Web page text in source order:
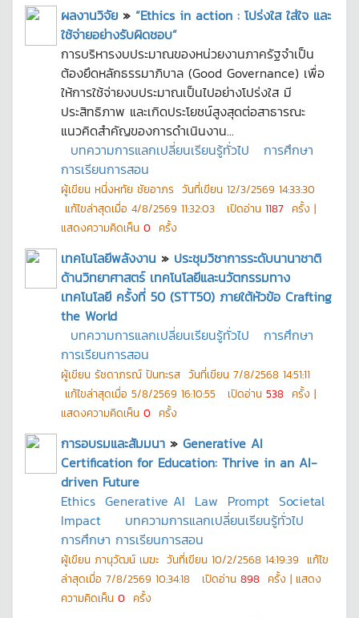
ผลงานวิจัย » “Ethics in action : โปร่งใส ใส่ใจ และ
ใช้จ่ายอย่างรับผิดชอบ”
การบริหารงบประมาณของหน่วยงานภาครัฐจำเป็น
ต้องยึดหลักธรรมาภิบาล (Good Governance) เพื่อ
ให้การใช้จ่ายงบประมาณเป็นไปอย่างโปร่งใส มี
ประสิทธิภาพ และเกิดประโยชน์สูงสุดต่อสาธารณะ
แนวคิดสำคัญของการดำเนินงาน...
บทความการแลกเปลี่ยนเรียนรู้ทั่วไป
การศึกษา
การเรียนการสอน
ผู้เขียน หนึ่งหทัย ชัยอาภร วันที่เขียน 12/3/2569 14:33:30
แก้ไขล่าสุดเมื่อ 4/8/2569 11:32:03 เปิดอ่าน 1187 ครั้ง |
แสดงความคิดเห็น 0 ครั้ง
เทคโนโลยีพลังงาน » ประชุมวิชาการระดับนานาชาติ
ด้านวิทยาศาสตร์ เทคโนโลยีและนวัตกรรมทาง
เทคโนโลยี ครั้งที่ 50 (STT50) ภายใต้หัวข้อ Crafting
the World
บทความการแลกเปลี่ยนเรียนรู้ทั่วไป
การศึกษา
การเรียนการสอน
ผู้เขียน รัชดาภรณ์ ปันทะรส วันที่เขียน 7/8/2568 14:51:11
แก้ไขล่าสุดเมื่อ 5/8/2569 16:10:55 เปิดอ่าน 538 ครั้ง |
แสดงความคิดเห็น 0 ครั้ง
การอบรมและสัมมนา » Generative AI
Certification for Education: Thrive in an AI-
driven Future
Ethics Generative AI Law Prompt Societal
Impact
บทความการแลกเปลี่ยนเรียนรู้ทั่วไป
การศึกษา การเรียนการสอน
ผู้เขียน ภานุวัฒน์ เมฆะ วันที่เขียน 10/2/2568 14:19:39 แก้ไข
ล่าสุดเมื่อ 7/8/2569 10:34:18 เปิดอ่าน 898 ครั้ง | แสดง
ความคิดเห็น 0 ครั้ง